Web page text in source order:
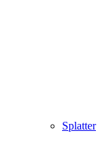
Splatter